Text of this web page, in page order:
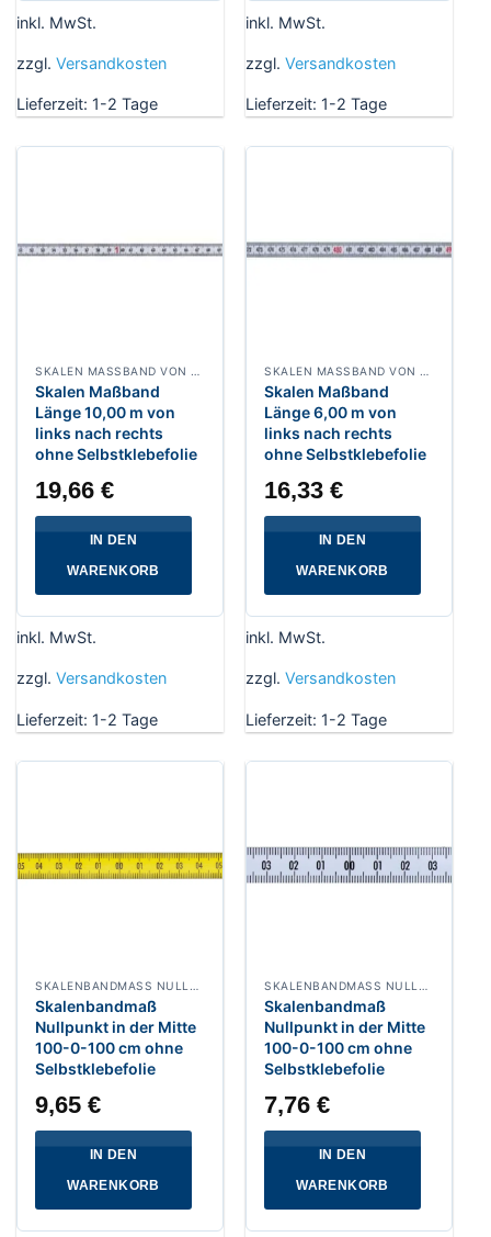
inkl. MwSt.
zzgl. Versandkosten
Lieferzeit: 1-2 Tage
inkl. MwSt.
zzgl. Versandkosten
Lieferzeit: 1-2 Tage
Skalen Maßband
Länge 10,00 m von
links nach rechts
ohne Selbstklebefolie
19,66€
IN DEN
WARENKORB
inkl. MwSt.
zzgl. Versandkosten
Lieferzeit: 1-2 Tage
Skalen Maßband
Länge 6,00 m von
links nach rechts
ohne Selbstklebefolie
16,33€
IN DEN
WARENKORB
inkl. MwSt.
zzgl. Versandkosten
Lieferzeit: 1-2 Tage
SKALENBANDMASS NULLPUNKT IN DER MITTE, BREITE 13 MM POLYAMIDBESCHICHTET
Skalenbandmaß
Nullpunkt in der Mitte
100-0-100 cm ohne
Selbstklebefolie
9,65€
IN DEN
WARENKORB
SKALENBANDMASS NULLPUNKT IN DER MITTE, BREITE 13 MM WEISSLACKIERT
Skalenbandmaß
Nullpunkt in der Mitte
100-0-100 cm ohne
Selbstklebefolie
7,76€
IN DEN
WARENKORB